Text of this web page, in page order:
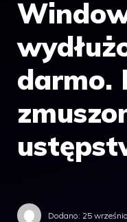
darmo.
Dodano: 25